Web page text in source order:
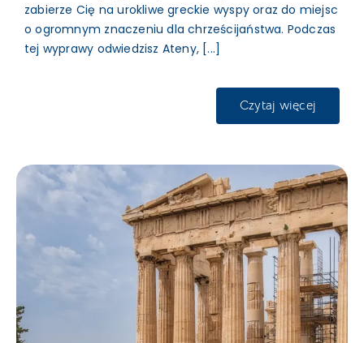
zabierze Cię na urokliwe greckie wyspy oraz do miejsc
o ogromnym znaczeniu dla chrześcijaństwa. Podczas
tej wyprawy odwiedzisz Ateny, [...]
Czytaj więcej